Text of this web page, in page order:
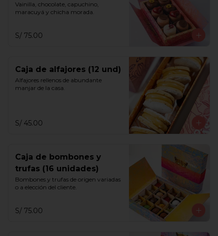
Vainilla, chocolate, capuchino,
maracuyá y chicha morada.
S/ 75.00
Caja de alfajores (12 und)
Alfajores rellenos de abundante
manjar de la casa.
S/ 45.00
Caja de bombones y
trufas (16 unidades)
Bombones y trufas de origen variadas
o a elección del cliente.
S/ 75.00